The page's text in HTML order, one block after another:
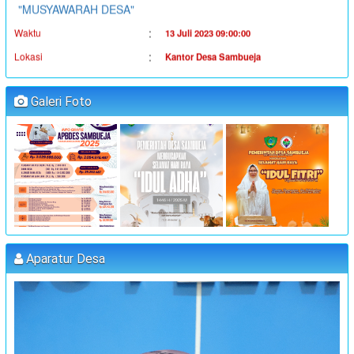
Waktu
Lokasi : Kantor Desa Sambueja
Koordinator : JUFRI (SEKDES SAMBUEJA)
"MUSYAWARAH DESA"
Waktu : 14 Juli 2023 09:00:00
Lokasi : Kantor Desa Sambueja
Koordinator JUFRI (SEKDES SAMBUEJA)
"MUSYAWARAH DESA"
Waktu 25 Juli 2023 09:00:00
Lokasi : Kantor Desa Sambueja
Koordinator
PELATIHAN FORUM DISABILITAS T.A 2023
31 Juli 2023 09:00:00
Kantor Desa Sambueja
Galeri Foto
Aparatur Desa